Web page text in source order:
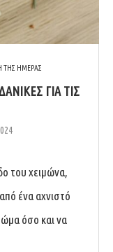
ΤΗΣ ΗΜΕΡΑΣ
ΓΙΑ ΤΙΣ
του χειμώνα,
ένα αχνιστό
όσο και να